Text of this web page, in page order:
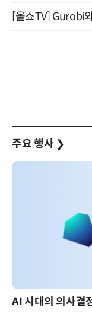
주요 행사 ❯